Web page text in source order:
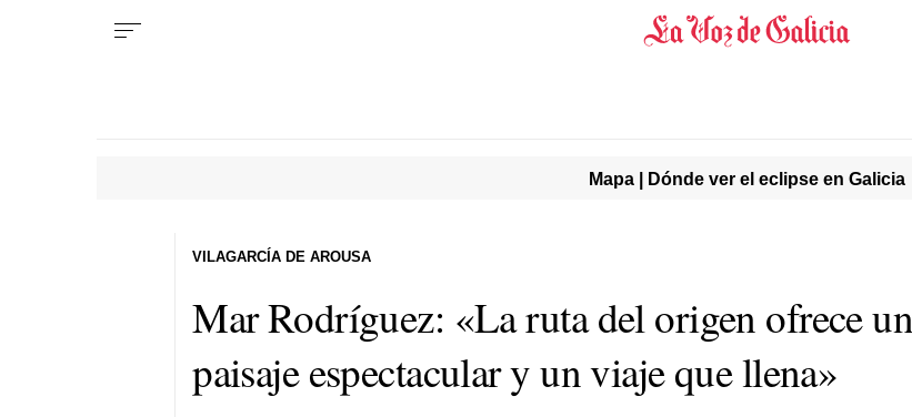
Mapa | Dónde ver el eclipse en Galicia
Mar Rodríguez: «La ruta del origen ofrece un
paisaje espectacular y un viaje que llena»
VILAGARCÍA DE AROUSA